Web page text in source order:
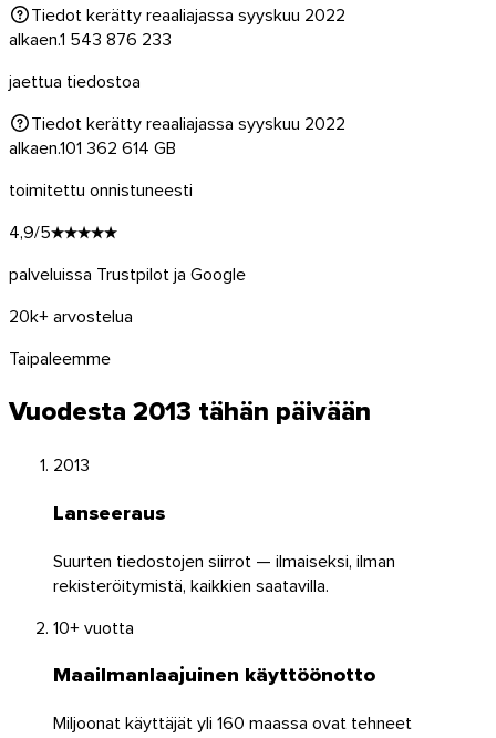
Tiedot kerätty reaaliajassa syyskuu 2022
alkaen.1 543 876 233
jaettua tiedostoa
Tiedot kerätty reaaliajassa syyskuu 2022
alkaen.101 362 614 GB
toimitettu onnistuneesti
4,9/5★★★★★
palveluissa Trustpilot ja Google
20k+ arvostelua
Taipaleemme
Vuodesta 2013 tähän päivään
2013
Lanseeraus
Suurten tiedostojen siirrot — ilmaiseksi, ilman
rekisteröitymistä, kaikkien saatavilla.
10+ vuotta
Maailmanlaajuinen käyttöönotto
Miljoonat käyttäjät yli 160 maassa ovat tehneet